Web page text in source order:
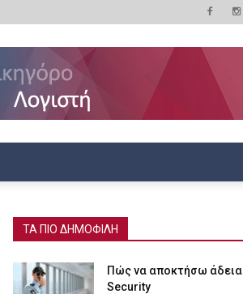
ΤΑ ΠΙΟ ΔΗΜΟΦΙΛΗ
Πώς να αποκτήσω άδεια
Security